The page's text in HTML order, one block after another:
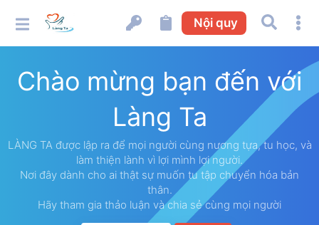
Nội quy
Chào mừng bạn đến với
Làng Ta
LÀNG TA được lập ra để mọi người cùng nương tựa, tu học, và
làm thiện lành vì lợi mình lợi người.
Nơi đây dành cho ai thật sự muốn tu tập chuyển hóa bản
thân.
Hãy tham gia thảo luận và chia sẻ cùng mọi người